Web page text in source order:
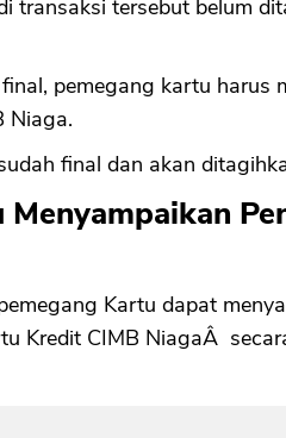
transaksi tersebut belum
pemegang kartu harus
Niaga.
final dan akan
Kartu dapat
Kredit CIMB NiagaÂ